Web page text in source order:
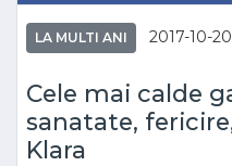
LA MULTI ANI 2017-10-20
Cele mai calde
sanatate,
Klara